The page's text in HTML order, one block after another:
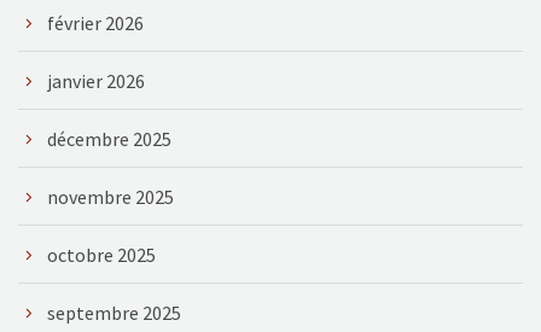
février 2026
janvier 2026
décembre 2025
novembre 2025
octobre 2025
septembre 2025